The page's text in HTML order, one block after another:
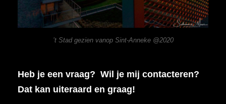
’t Stad gezien vanop Sint-Anneke @2020
Heb je een vraag? Wil je mij contacteren?
Dat kan uiteraard en graag!